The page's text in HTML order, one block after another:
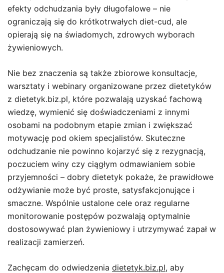
efekty odchudzania były długofalowe – nie
ograniczają się do krótkotrwałych diet-cud, ale
opierają się na świadomych, zdrowych wyborach
żywieniowych.
Nie bez znaczenia są także zbiorowe konsultacje,
warsztaty i webinary organizowane przez dietetyków
z dietetyk.biz.pl, które pozwalają uzyskać fachową
wiedzę, wymienić się doświadczeniami z innymi
osobami na podobnym etapie zmian i zwiększać
motywację pod okiem specjalistów. Skuteczne
odchudzanie nie powinno kojarzyć się z rezygnacją,
poczuciem winy czy ciągłym odmawianiem sobie
przyjemności – dobry dietetyk pokaże, że prawidłowe
odżywianie może być proste, satysfakcjonujące i
smaczne. Wspólnie ustalone cele oraz regularne
monitorowanie postępów pozwalają optymalnie
dostosowywać plan żywieniowy i utrzymywać zapał w
realizacji zamierzeń.
Zachęcam do odwiedzenia dietetyk.biz.pl, aby